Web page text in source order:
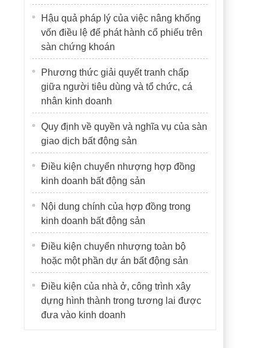
Hậu quả pháp lý của việc nâng khống
vốn điều lệ để phát hành cổ phiếu trên
sàn chứng khoán
Phương thức giải quyết tranh chấp
giữa người tiêu dùng và tổ chức, cá
nhân kinh doanh
Quy định về quyền và nghĩa vụ của sàn
giao dịch bất động sản
Điều kiện chuyển nhượng hợp đồng
kinh doanh bất động sản
Nội dung chính của hợp đồng trong
kinh doanh bất động sản
Điều kiện chuyển nhượng toàn bộ
hoặc một phần dự án bất động sản
Điều kiện của nhà ở, công trình xây
dựng hình thành trong tương lai được
đưa vào kinh doanh